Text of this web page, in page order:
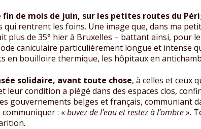
fin de mois de juin, sur les petites routes du
qui rentrent les foins. Une image que, dans ma
plus de 35° hier à Bruxelles – battant ainsi, pour
caniculaire particulièrement longue et intense
en bouilloire thermique, les hôpitaux en
solidaire, avant toute chose, à celles et ceux
leur condition a piégé dans des espaces clos,
gouvernements belges et français, communiant
communiquer : «buvez de l’eau et restez à l’ombre».